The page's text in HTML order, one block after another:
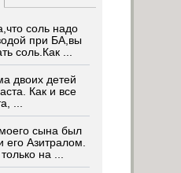
соль надо
при БА,вы
соль.Как ...
двоих детей
Как и все
...
сына был
его Азитралом.
на ...